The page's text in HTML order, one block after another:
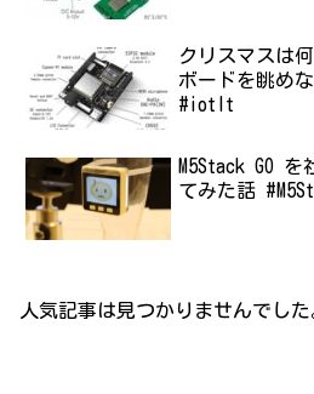
クリスマスは
ボードを眺め
#iotlt
M5Stack GO
てみた話
人気記事は見つかりませんでした